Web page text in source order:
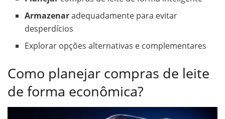
Armazenaradequadamente para evitar
desperdícios
Explorar opções alternativas e complementares
Como planejar compras de leite
de forma econômica?